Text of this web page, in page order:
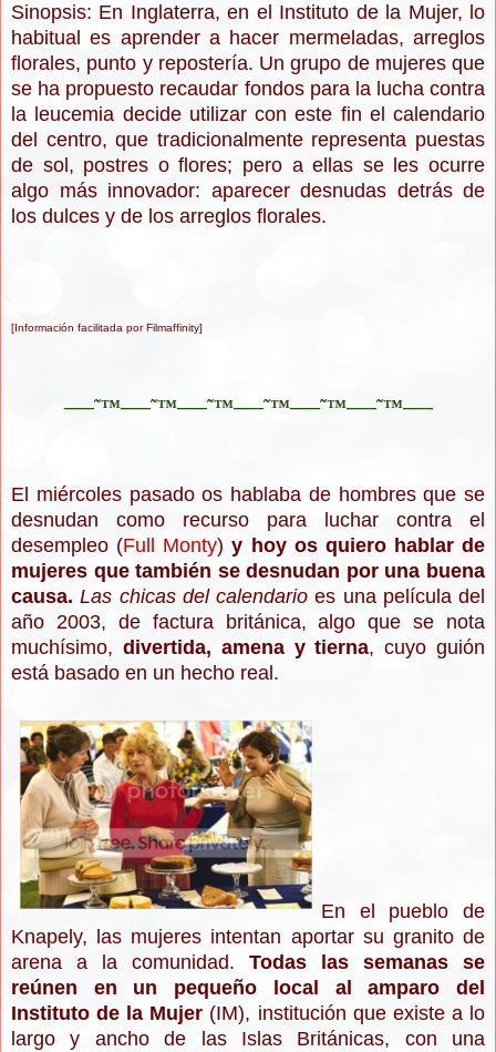
Sinopsis: En Inglaterra, en el Instituto de la Mujer, lo
habitual es aprender a hacer mermeladas, arreglos
florales, punto y repostería. Un grupo de mujeres que
se ha propuesto recaudar fondos para la lucha contra
la leucemia decide utilizar con este fin el calendario
del centro, que tradicionalmente representa puestas
de sol, postres o flores; pero a ellas se les ocurre
algo más innovador: aparecer desnudas detrás de
los dulces y de los arreglos florales.
[Información facilitada por Filmaffinity]
–—˜™–—˜™–—˜™–—˜™–—˜™–—˜™–—
El miércoles pasado os hablaba de hombres que se
desnudan como recurso para luchar contra el
desempleo (Full Monty)y hoy os quiero hablar de
mujeres que también se desnudan por una buena
causa. Las chicas del calendario es una película del
año 2003, de factura británica, algo que se nota
muchísimo, divertida, amena y tierna, cuyo guión
está basado en un hecho real.
En el pueblo de
Knapely, las mujeres intentan aportar su granito de
arena a la comunidad. Todas las semanas se
reúnen en un pequeño local al amparo del
Instituto de la Mujer (IM), institución que existe a lo
largo y ancho de las Islas Británicas, con una